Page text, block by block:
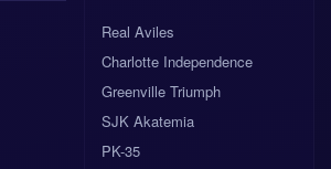
Real Aviles
Charlotte Independence
Greenville Triumph
SJK Akatemia
PK-35